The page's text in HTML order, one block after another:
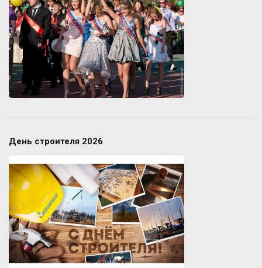
День строителя 2026